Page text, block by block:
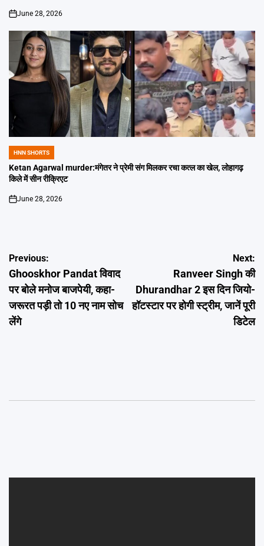
on
June 28, 2026
POSTED
IN
HNN SHORTS
Ketan Agarwal murder:मंगेतर ने प्रेमी संग मिलकर रचा कत्ल का खेल, लोहागढ़
किले में सीन रीक्रिएट
on
June 28, 2026
Post
navigation
Previous:
Ghooskhor Pandat विवाद
पर बोले मनोज बाजपेयी, कहा-
जरूरत पड़ी तो 10 नए नाम सोच
लेंगे
Next:
Ranveer Singh की
Dhurandhar 2 इस दिन जियो-
हॉटस्टार पर होगी स्ट्रीम, जानें पूरी
डिटेल